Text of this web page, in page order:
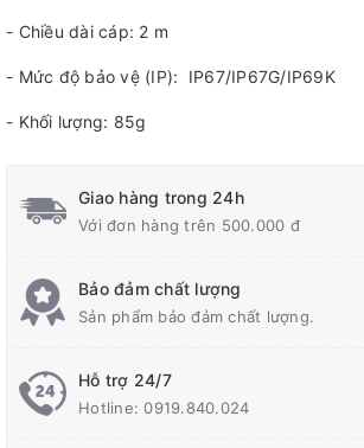
- Chiều dài cáp: 2 m
- Mức độ bảo vệ (IP): IP67/IP67G/IP69K
- Khối lượng: 85g
Giao hàng trong 24h
Với đơn hàng trên 500.000 đ
Bảo đảm chất lượng
Sản phẩm bảo đảm chất lượng.
Hỗ trợ 24/7
Hotline:0919.840.024